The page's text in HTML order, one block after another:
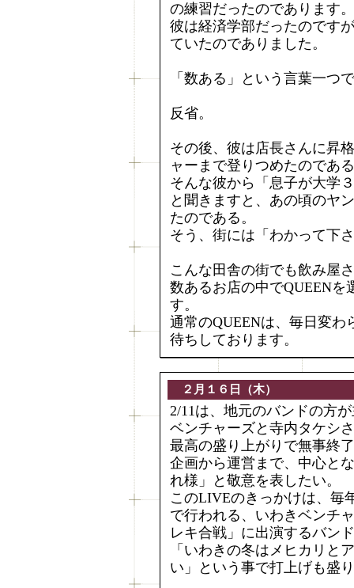
の練習だったのであります。
彼は経済学部だったのです
ていたのでありました。
「数ある」という言葉一つ
反省。
その後、彼は店長さんに昇
ャーまで登りつめたのであ
そんな彼から「息子が大学
と聞きますと、あの頃のヤ
たのである。
そう、街には「わかって下
こんな田舎の街でも飲み屋
数あるお店の中でQUEEN
す。
通常のQUEENは、毎日変
待ちしております。
２月１６日（木）
2/11は、地元のバンドの方
ベンチャーズと寺内タケシ
最高の盛り上がりで無事終
企画から運営まで、中心と
れ様」と敬意を表したい。
このLIVEのきっかけは、毎
で行われる、いわきベンチ
レキ合戦」に出演するバン
「いわきの冬はメヒカリと
い」という事で打上げも盛